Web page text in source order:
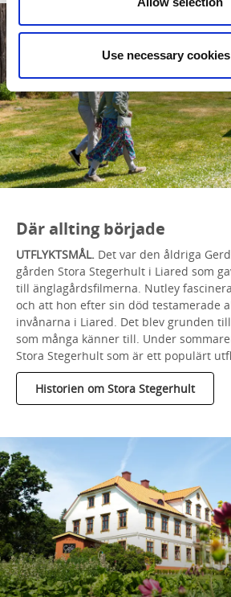
Use necessary
Där allting började
UTFLYKTSMÅL. Det var den åldriga
gården Stora Stegerhult i Liared som
till änglagårdsfilmerna. Nutley
och att hon efter sin död testamerade
invånarna i Liared. Det blev grunden
som många känner till. Under
Stora Stegerhult som är ett populärt
Historien om Stora Stegerhult